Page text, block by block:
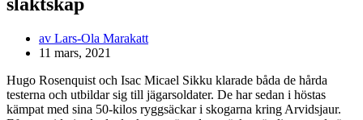
släktskap
av Lars-Ola Marakatt
11 mars, 2021
Hugo Rosenquist och Isac Micael Sikku klarade båda de hårda
testerna och utbildar sig till jägarsoldater. De har sedan i höstas
kämpat med sina 50-kilos ryggsäckar i skogarna kring Arvidsjaur.